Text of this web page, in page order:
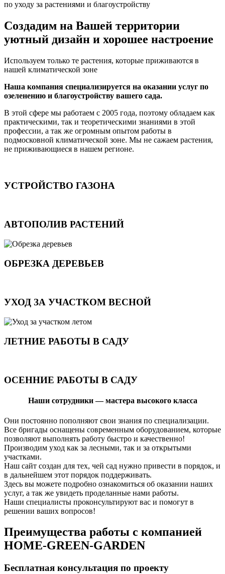
по уходу за растениями и благоустройству
Cоздадим на Вашей территории
уютный дизайн и хорошее настроение
Используем только те растения, которые приживаются в
нашей климатической зоне
Наша компания специализируется на оказании услуг по
озеленению и благоустройству вашего сада.
В этой сфере мы работаем с 2005 года, поэтому обладаем как
практическими, так и теоретическими знаниями в этой
профессии, а так же огромным опытом работы в
подмосковной климатической зоне. Мы не сажаем растения,
не приживающиеся в нашем регионе.
УСТРОЙСТВО ГАЗОНА
АВТОПОЛИВ РАСТЕНИЙ
ОБРЕЗКА ДЕРЕВЬЕВ
УХОД ЗА УЧАСТКОМ ВЕСНОЙ
ЛЕТНИЕ РАБОТЫ В САДУ
ОСЕННИЕ РАБОТЫ В САДУ
Наши сотрудники — мастера высокого класса
Они постоянно пополняют свои знания по специализации.
Все бригады оснащены современным оборудованием, которые
позволяют выполнять работу быстро и качественно!
Производим уход как за лесными, так и за открытыми
участками.
Наш сайт создан для тех, чей сад нужно привести в порядок, и
в дальнейшем этот порядок поддерживать.
Здесь вы можете подробно ознакомиться об оказании наших
услуг, а так же увидеть проделанные нами работы.
Наши специалисты проконсультируют вас и помогут в
решении ваших вопросов!
Преимущества работы с компанией
HOME-GREEN-GARDEN
Бесплатная консультация по проекту